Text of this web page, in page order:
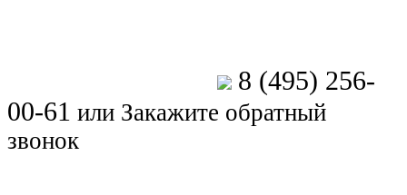
8 (495) 256-
00-61 или Закажите обратный
звонок